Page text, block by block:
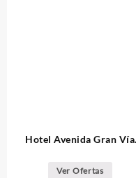
Hotel Avenida Gran Vía
Ver Ofertas